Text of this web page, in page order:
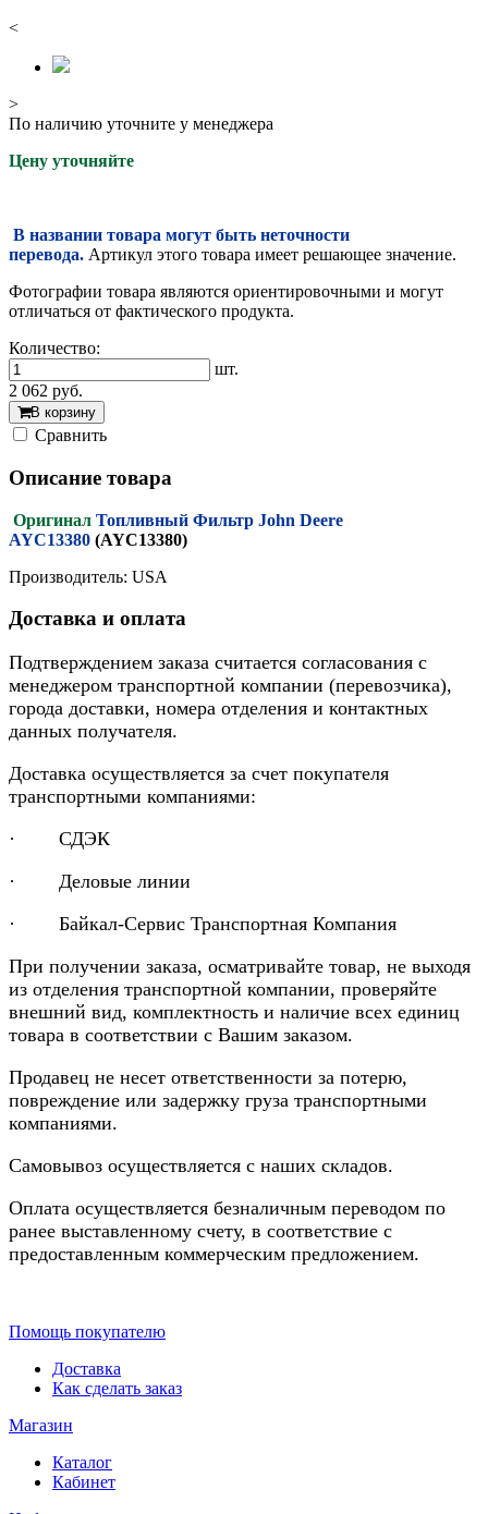
<
>
По наличию уточните у менеджера
Цену уточняйте
В названии товара могут быть неточности
перевода. Артикул этого товара имеет решающее значение.
Фотографии товара являются ориентировочными и могут
отличаться от фактического продукта.
Количество:
шт.
2 062 руб.
В корзину
Cравнить
Описание товара
Оригинал Топливный Фильтр John Deere
AYC13380 (AYC13380)
Производитель: USA
Доставка и оплата
Подтверждением заказа считается согласования с
менеджером транспортной компании (перевозчика),
города доставки, номера отделения и контактных
данных получателя.
Доставка осуществляется за счет покупателя
транспортными компаниями:
· СДЭК
· Деловые линии
· Байкал-Сервис Транспортная Компания
При получении заказа, осматривайте товар, не выходя
из отделения транспортной компании, проверяйте
внешний вид, комплектность и наличие всех единиц
товара в соответствии с Вашим заказом.
Продавец не несет ответственности за потерю,
повреждение или задержку груза транспортными
компаниями.
Самовывоз осуществляется с наших складов.
Оплата осуществляется безналичным переводом по
ранее выставленному счету, в соответствие с
предоставленным коммерческим предложением.
Помощь покупателю
Доставка
Как сделать заказ
Магазин
Каталог
Кабинет